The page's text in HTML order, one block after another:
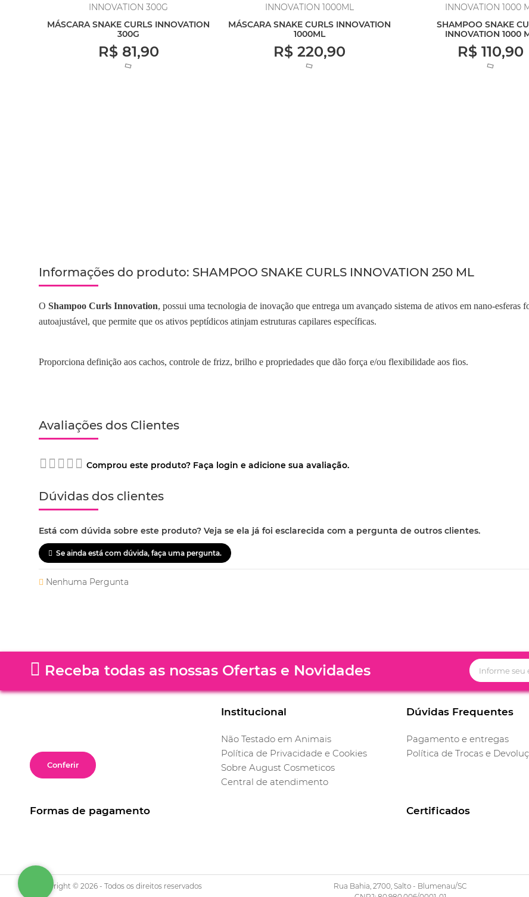
MÁSCARA SNAKE CURLS INNOVATION
300G
R$ 81,90
MÁSCARA SNAKE CURLS INNOVATION
1000ML
R$ 220,90
SHAMPOO SNAKE
INNOVATION 1000
R$ 110,90
Informações do produto: SHAMPOO SNAKE CURLS INNOVATION 250 ML
O Shampoo Curls Innovation, possui uma tecnologia de inovação que entrega um avançado sistema de ativos em nano-
autoajustável, que permite que os ativos peptídicos atinjam estruturas capilares específicas.
Proporciona definição aos cachos, controle de frizz, brilho e propriedades que dão força e/ou flexibilidade aos fios.
Avaliações dos Clientes
Comprou este produto? Faça login e adicione sua avaliação.
Dúvidas dos clientes
Está com dúvida sobre este produto? Veja se ela já foi esclarecida com a pergunta de outros clientes.
Se ainda está com dúvida, faça uma pergunta.
Nenhuma Pergunta
Receba todas as nossas Ofertas e Novidades
Conferir
Institucional
Não Testado em Animais
Política de Privacidade e Cookies
Sobre August Cosmeticos
Central de atendimento
Dúvidas Frequentes
Pagamento e entregas
Política de Trocas e
Formas de pagamento Certificados
Copyright © 2026 - Todos os direitos reservados
Rua Bahia, 2700, Salto - Blumenau/SC